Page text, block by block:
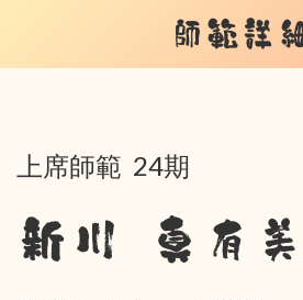
師範詳
上席師範 24期
新川 真有美